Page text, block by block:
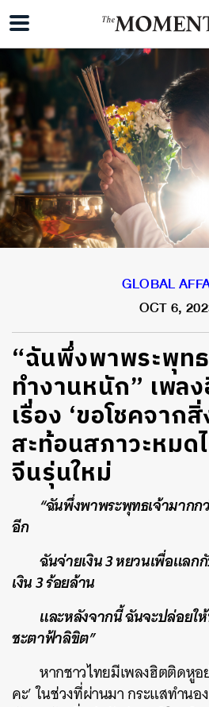
GLOBAL
OCT 6,
“ฉันพึ่งพาพระพุท
ทำงานหนัก” เพล
เรื่อง ‘ขอโชคจาก
สะท้อนสภาวะหมด
จีนรุ่นใหม่
“ฉันพึ่งพาพระพุทธเจ้ามาก
อีก
ฉันจ่ายเงิน 3 หยวนเพื่อแลก
เงิน 3 ร้อยล้าน
และหลังจากนี้ ฉันจะปล่อยใ
ชะตาฟ้าลิขิต”
หากชาวไทยมีเพลงฮิตติดหู
คะ’ ในช่วงที่ผ่านมา กระแสทำนอ